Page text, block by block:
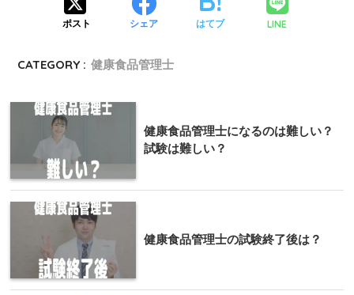
ポスト シェア はてブ LINE
CATEGORY : 健康食品管理士
健康食品管理士になるのは難しい？
試験は難しい？
健康食品管理士の試験終了後は？